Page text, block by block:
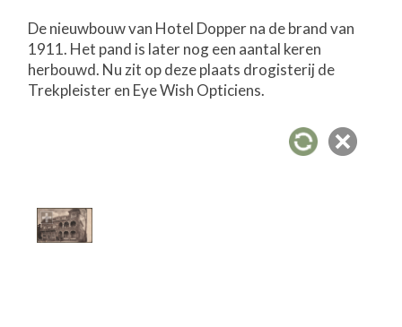
De nieuwbouw van Hotel Dopper na de brand van
1911. Het pand is later nog een aantal keren
herbouwd. Nu zit op deze plaats drogisterij de
Trekpleister en Eye Wish Opticiens.